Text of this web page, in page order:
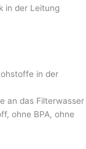
in der Leitung
in der
an das Filterwasser
ohne BPA, ohne